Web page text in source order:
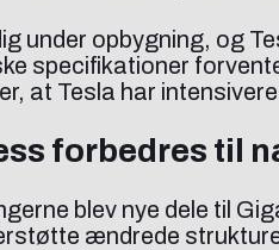
under opbygning, og
specifikationer
at Tesla har
forbedres til
blev nye dele til
ændrede